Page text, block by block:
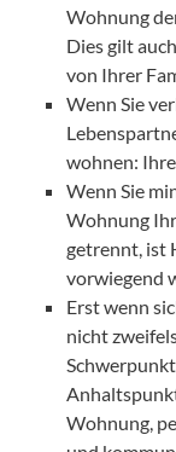
Wohnung
Dies gilt
von Ihrer
Wenn Sie
wohnen:
Wenn Sie
Wohnung
getrennt, ist
vorwiegend
Erst wenn
nicht
Wohnung,